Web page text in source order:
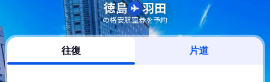
徳島 羽田
の格安航空券を予約
往復 片道